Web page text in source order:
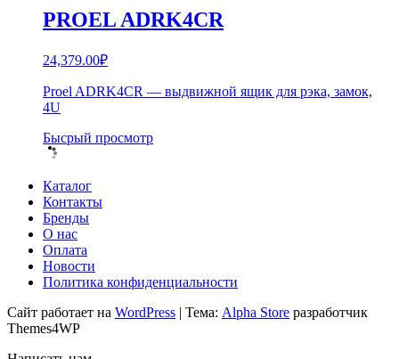
PROEL ADRK4CR
24,379.00₽
Proel ADRK4CR — выдвижной ящик для рэка, замок,
4U
Бысрый просмотр
Каталог
Контакты
Бренды
О нас
Оплата
Новости
Политика конфиденциальности
Сайт работает на WordPress | Тема: Alpha Store разработчик
Themes4WP